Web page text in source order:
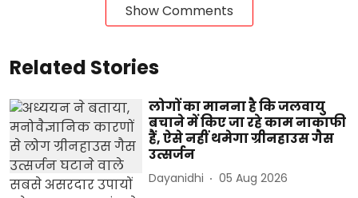
Show Comments
Related Stories
लोगों का मानना है कि जलवायु
बचाने में किए जा रहे काम नाकाफी
हैं, ऐसे नहीं थमेगा ग्रीनहाउस गैस
उत्सर्जन
Dayanidhi 05 Aug 2026